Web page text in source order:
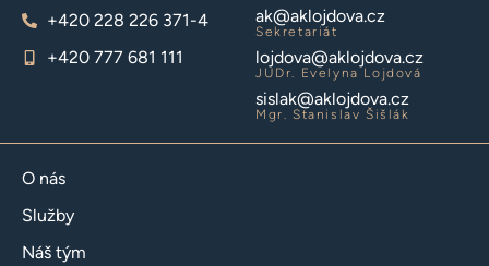
+420 228 226 371-4
+420 777 681 111
ak@aklojdova.cz
Sekretariát
lojdova@aklojdova.cz
JUDr. Evelyna Lojdová
sislak@aklojdova.cz
Mgr. Stanislav Šišlák
O nás
Služby
Náš tým